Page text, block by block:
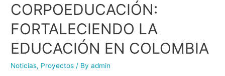
CORPOEDUCACIÓN:
FORTALECIENDO LA
EDUCACIÓN EN COLOMBIA
Noticias, Proyectos / Byadmin